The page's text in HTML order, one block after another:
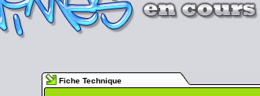
Fiche Technique